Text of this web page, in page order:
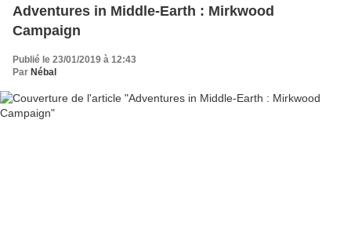
Adventures in Middle-Earth : Mirkwood
Campaign
Publié le 23/01/2019 à 12:43
Par Nébal